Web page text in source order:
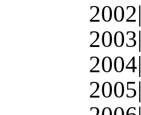
2002|
2003|
2004|
2005|